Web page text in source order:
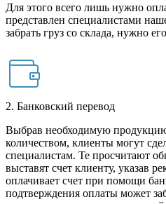
Для этого всего лишь нужно
представлен специалистами
забрать груз со склада, нужно
2. Банковский перевод
Выбрав необходимую
количеством, клиенты могут
специалистам. Те просчитают
выставят счет клиенту, указав
оплачивает счет при помощи
подтверждения оплаты может